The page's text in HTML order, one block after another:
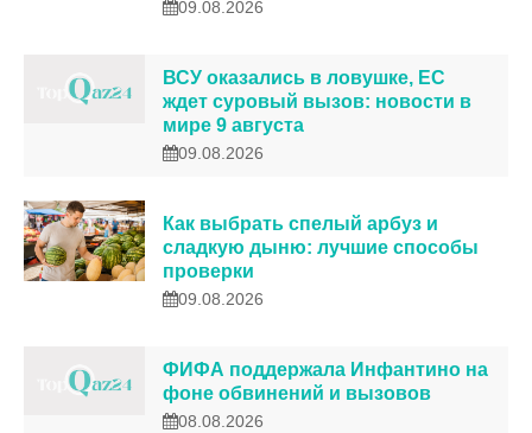
09.08.2026
ВСУ оказались в ловушке, ЕС
ждет суровый вызов: новости в
мире 9 августа
09.08.2026
Как выбрать спелый арбуз и
сладкую дыню: лучшие способы
проверки
09.08.2026
ФИФА поддержала Инфантино на
фоне обвинений и вызовов
08.08.2026